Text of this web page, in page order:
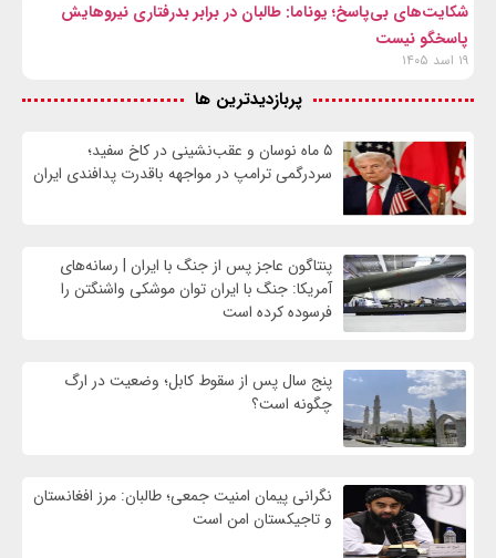
شکایت‌های بی‌پاسخ؛ یوناما: طالبان در برابر بدرفتاری نیروهایش
پاسخگو نیست
۱۹ اسد ۱۴۰۵
پربازدیدترین ها
۵ ماه نوسان و عقب‌نشینی در کاخ سفید؛
سردرگمی ترامپ در مواجهه باقدرت پدافندی ایران
پنتاگون عاجز پس از جنگ با ایران | رسانه‌های
آمریکا: جنگ با ایران توان موشکی واشنگتن را
فرسوده کرده است
پنج سال پس از سقوط کابل؛ وضعیت در ارگ
چگونه است؟
نگرانی پیمان امنیت جمعی؛ طالبان: مرز افغانستان
و تاجیکستان امن است